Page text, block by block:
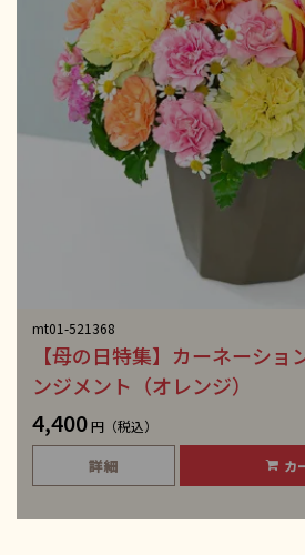
mt01-521368
【母の日特集】カーネーショ
ンジメント（オレンジ）
4,400円（税込）
詳細 カ